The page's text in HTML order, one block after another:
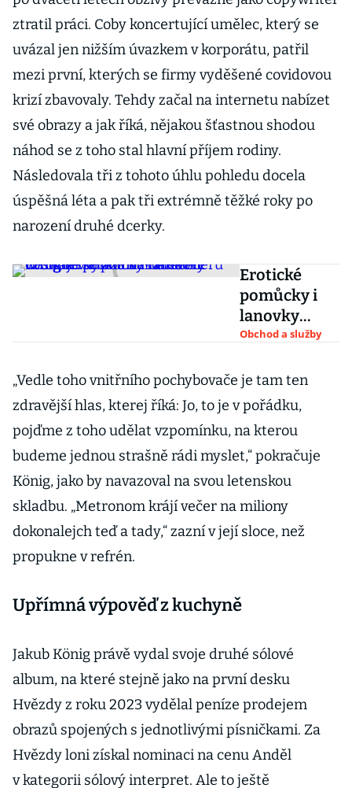
ztratil práci. Coby koncertující umělec, který se
uvázal jen nižším úvazkem v korporátu, patřil
mezi první, kterých se firmy vyděšené covidovou
krizí zbavovaly. Tehdy začal na internetu nabízet
své obrazy a jak říká, nějakou šťastnou shodou
náhod se z toho stal hlavní příjem rodiny.
Následovala tři z tohoto úhlu pohledu docela
úspěšná léta a pak tři extrémně těžké roky po
narození druhé dcerky.
Erotické
pomůcky i
lanovky
vznikají v
Letné.
Fotograf se
podíval do
ateliéru
designérky
Anna
Marešové
Obchod a služby
„Vedle toho vnitřního pochybovače je tam ten
zdravější hlas, kterej říká: Jo, to je v pořádku,
pojďme z toho udělat vzpomínku, na kterou
budeme jednou strašně rádi myslet,“ pokračuje
König, jako by navazoval na svou letenskou
skladbu. „Metronom krájí večer na miliony
dokonalejch teď a tady,“ zazní v její sloce, než
propukne v refrén.
Upřímná výpověď z kuchyně
Jakub König právě vydal svoje druhé sólové
album, na které stejně jako na první desku
Hvězdy z roku 2023 vydělal peníze prodejem
obrazů spojených s jednotlivými písničkami. Za
Hvězdy loni získal nominaci na cenu Anděl
v kategorii sólový interpret. Ale to ještě